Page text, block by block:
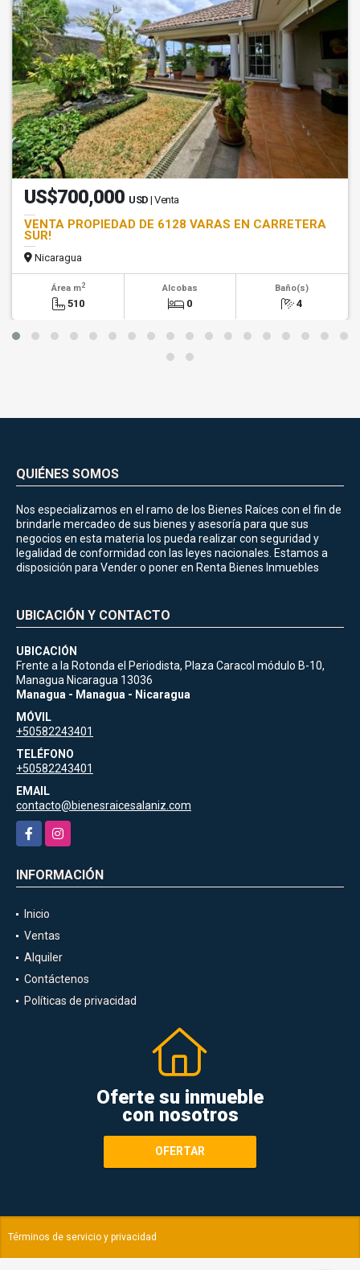
US$700,000 USD | Venta
VENTA PROPIEDAD DE 6128 VARAS EN CARRETERA
SUR!
Nicaragua
Área m2
510
Alcobas
0
Baño(s)
4
QUIÉNES SOMOS
Nos especializamos en el ramo de los Bienes Raíces con el fin de
brindarle mercadeo de sus bienes y asesoría para que sus
negocios en esta materia los pueda realizar con seguridad y
legalidad de conformidad con las leyes nacionales. Estamos a
disposición para Vender o poner en Renta Bienes Inmuebles
UBICACIÓN Y CONTACTO
UBICACIÓN
Frente a la Rotonda el Periodista, Plaza Caracol módulo B-10,
Managua Nicaragua 13036
Managua - Managua - Nicaragua
MÓVIL
+50582243401
TELÉFONO
+50582243401
EMAIL
contacto@bienesraicesalaniz.com
FacebookInstagram
INFORMACIÓN
Inicio
Ventas
Alquiler
Contáctenos
Políticas de privacidad
Oferte su inmueble
con nosotros
OFERTAR
Términos de servicio y privacidad